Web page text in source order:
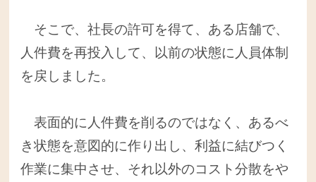
そこで、社長の許可を得て、ある店舗で、
人件費を再投入して、以前の状態に人員体制
を戻しました。
表面的に人件費を削るのではなく、あるべ
き状態を意図的に作り出し、利益に結びつく
作業に集中させ、それ以外のコスト分散をや